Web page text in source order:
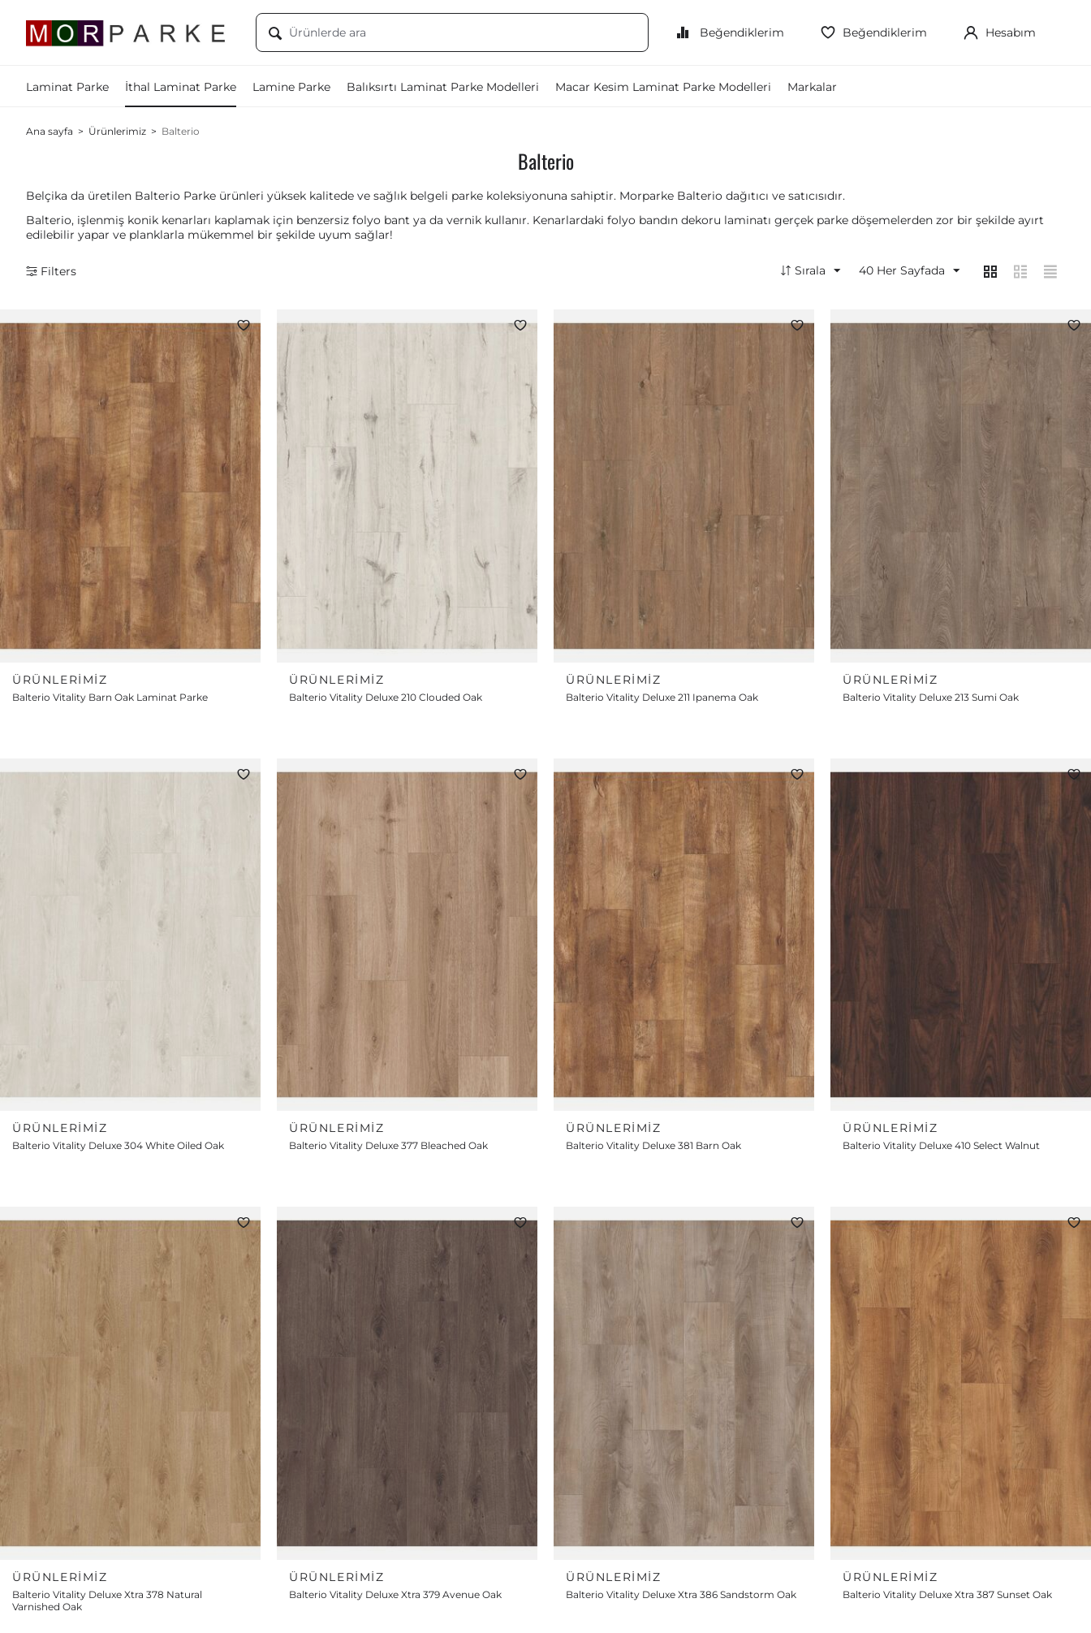
Beğendiklerim Beğendiklerim Hesabım
Laminat Parke İthal Laminat Parke Lamine Parke Balıksırtı Laminat Parke Modelleri Macar Kesim Laminat Parke Modelleri Markalar
Ana sayfa > Ürünlerimiz > Balterio
Balterio
Belçika da üretilen Balterio Parke ürünleri yüksek kalitede ve sağlık belgeli parke koleksiyonuna sahiptir. Morparke Balterio dağıtıcı ve satıcısıdır.
Balterio, işlenmiş konik kenarları kaplamak için benzersiz folyo bant ya da vernik kullanır. Kenarlardaki folyo bandın dekoru laminatı gerçek parke döşemelerden zor bir şekilde ayırt
edilebilir yapar ve planklarla mükemmel bir şekilde uyum sağlar!
Filters Sırala 40 Her Sayfada
ÜRÜNLERIMIZ
Balterio Vitality Barn Oak Laminat Parke
ÜRÜNLERIMIZ
Balterio Vitality Deluxe 210 Clouded Oak
ÜRÜNLERIMIZ
Balterio Vitality Deluxe 211 Ipanema Oak
ÜRÜNLERIMIZ
Balterio Vitality Deluxe 213 Sumi Oak
ÜRÜNLERIMIZ
Balterio Vitality Deluxe 304 White Oiled Oak
ÜRÜNLERIMIZ
Balterio Vitality Deluxe 377 Bleached Oak
ÜRÜNLERIMIZ
Balterio Vitality Deluxe 381 Barn Oak
ÜRÜNLERIMIZ
Balterio Vitality Deluxe 410 Select Walnut
ÜRÜNLERIMIZ
Balterio Vitality Deluxe Xtra 378 Natural
Varnished Oak
ÜRÜNLERIMIZ
Balterio Vitality Deluxe Xtra 379 Avenue Oak
ÜRÜNLERIMIZ
Balterio Vitality Deluxe Xtra 386 Sandstorm Oak
ÜRÜNLERIMIZ
Balterio Vitality Deluxe Xtra 387 Sunset Oak